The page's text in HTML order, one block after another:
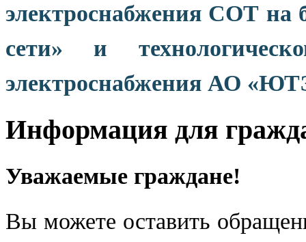
электроснабжения СОТ
сети» и
электроснабжения АО
Информация для
Уважаемые граждане!
Вы можете оставить